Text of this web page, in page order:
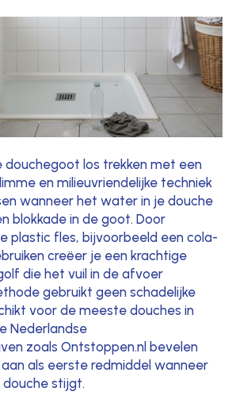
los trekken met een
en milieuvriendelijke techniek
wanneer het water in je douche
blokkade in de goot. Door
plastic fles, bijvoorbeeld een cola-
creëer je een krachtige
die het vuil in de afvoer
gebruikt geen schadelijke
voor de meeste douches in
Nederlandse
zoals Ontstoppen.nl bevelen
als eerste redmiddel wanneer
stijgt.